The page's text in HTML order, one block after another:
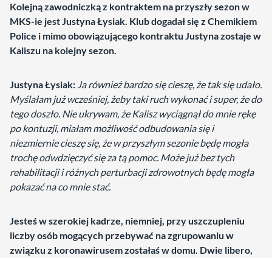
Kolejną zawodniczką z kontraktem na przyszły sezon w
MKS-ie jest Justyna Łysiak. Klub dogadał się z Chemikiem
Police i mimo obowiązującego kontraktu Justyna zostaje w
Kaliszu na kolejny sezon.
Justyna Łysiak: Ja również bardzo się cieszę, że tak się udało.
Myślałam już wcześniej, żeby taki ruch wykonać i super, że do
tego doszło. Nie ukrywam, że Kalisz wyciągnął do mnie rękę
po kontuzji, miałam możliwość odbudowania się i
niezmiernie cieszę się, że w przyszłym sezonie będę mogła
trochę odwdzięczyć się za tą pomoc. Może już bez tych
rehabilitacji i różnych perturbacji zdrowotnych będę mogła
pokazać na co mnie stać.
Jesteś w szerokiej kadrze, niemniej, przy uszczupleniu
liczby osób mogących przebywać na zgrupowaniu w
związku z koronawirusem zostałaś w domu. Dwie libero,